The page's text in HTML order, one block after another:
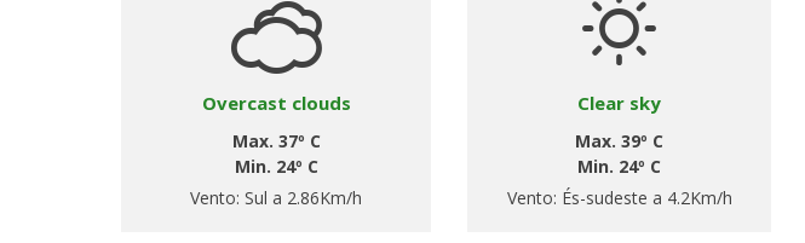
Overcast clouds
Max. 37º C
Min. 24º C
Vento: Sul a 2.86Km/h
Clear sky
Max. 39º C
Min. 24º C
Vento: És-sudeste a 4.2Km/h